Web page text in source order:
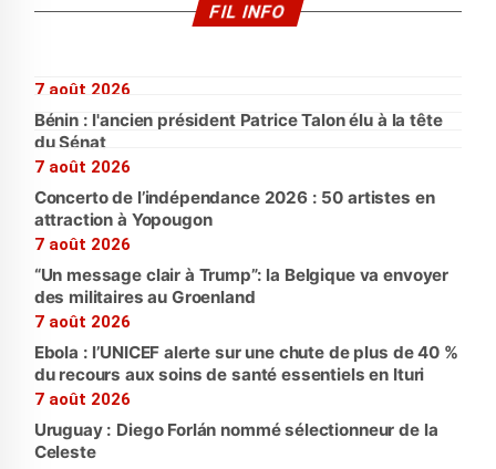
FIL INFO
7 août 2026
Bénin : l'ancien président Patrice Talon élu à la tête
du Sénat
7 août 2026
Concerto de l’indépendance 2026 : 50 artistes en
attraction à Yopougon
7 août 2026
“Un message clair à Trump”: la Belgique va envoyer
des militaires au Groenland
7 août 2026
Ebola : l’UNICEF alerte sur une chute de plus de 40 %
du recours aux soins de santé essentiels en Ituri
7 août 2026
Uruguay : Diego Forlán nommé sélectionneur de la
Celeste